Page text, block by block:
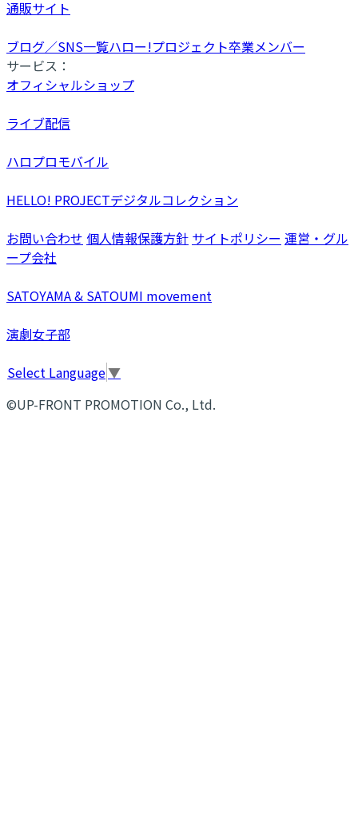
通販サイト
ブログ／SNS一覧ハロー!プロジェクト卒業メンバー
サービス：
オフィシャルショップ
ライブ配信
ハロプロモバイル
HELLO! PROJECTデジタルコレクション
お問い合わせ 個人情報保護方針 サイトポリシー 運営・グル
ープ会社
SATOYAMA & SATOUMI movement
演劇女子部
Select Language▼
©UP-FRONT PROMOTION Co., Ltd.